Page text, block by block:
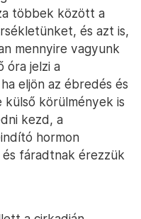
többek között a
és azt is,
mennyire vagyunk
óra jelzi a
eljön az ébredés és
külső körülmények is
kezd, a
hormon
és fáradtnak érezzük